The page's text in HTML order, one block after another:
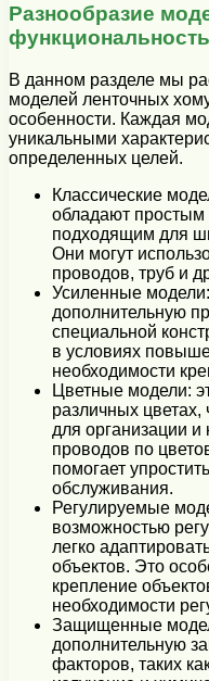
Разнообразие
функциональность
В данном разделе мы
моделей ленточных
особенности. Каждая
уникальными
определенных целей.
Классические
обладают
подходящим для
Они могут
проводов, труб и
Усиленные
дополнительную
специальной
в условиях
необходимости
Цветные модели:
различных цветах,
для организации и
проводов по
помогает
обслуживания.
Регулируемые
возможностью
легко
объектов. Это
крепление
необходимости
Защищенные
дополнительную
факторов, таких